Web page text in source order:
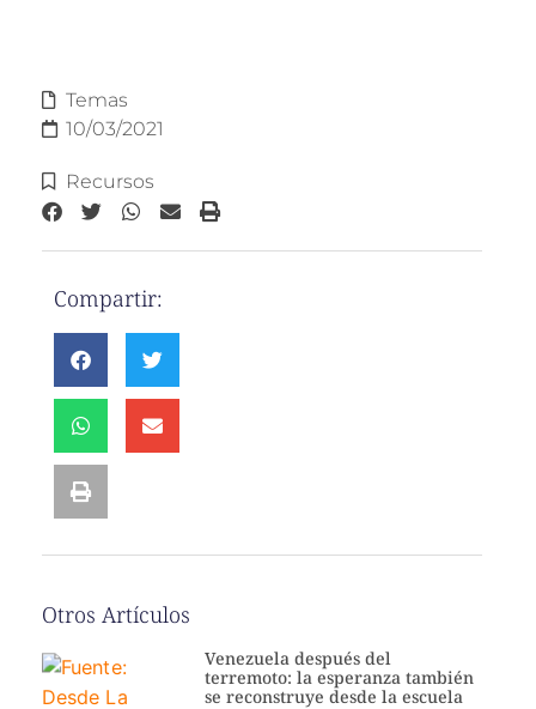
Temas
10/03/2021
Recursos
Compartir:
Otros Artículos
Venezuela después del
terremoto: la esperanza también
se reconstruye desde la escuela